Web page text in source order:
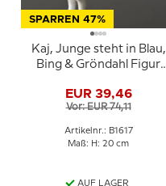
SPARREN 47%
Kaj, Junge steht in Blau,
Bing & Gröndahl Figur
EUR 39,46
Vor: EUR 74,11
Artikelnr.: B1617
Maß: H: 20 cm
AUF LAGER